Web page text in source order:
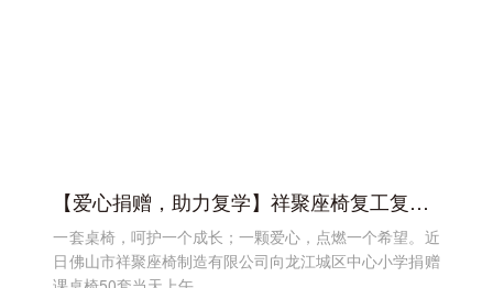
【爱心捐赠，助力复学】祥聚座椅复工复产后的那些事
一套桌椅，呵护一个成长；一颗爱心，点燃一个希望。近
日佛山市祥聚座椅制造有限公司向龙江城区中心小学捐赠